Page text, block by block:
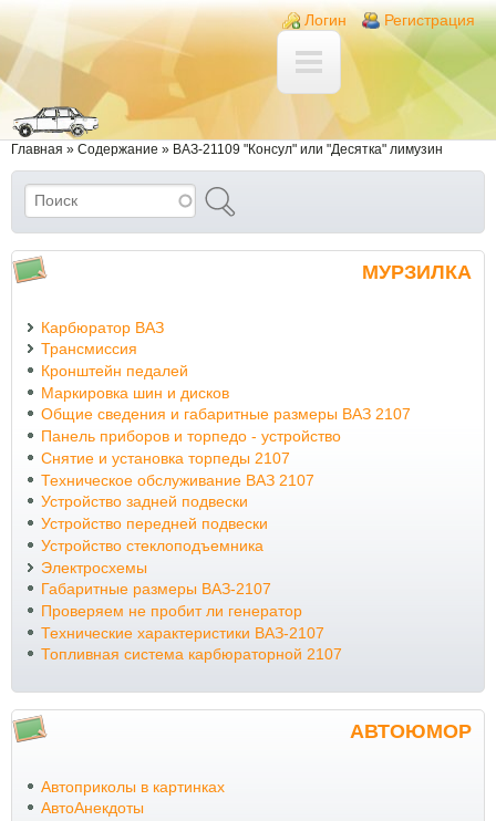
Перейти к основному содержанию
Skip to search
Login links
Логин Регистрация
Вы здесь
Главная » Содержание » ВАЗ-21109 "Консул" или "Десятка" лимузин
Форма поиска
Поиск
МУРЗИЛКА
Карбюратор ВАЗ
Трансмиссия
Кронштейн педалей
Маркировка шин и дисков
Общие сведения и габаритные размеры ВАЗ 2107
Панель приборов и торпедо - устройство
Снятие и установка торпеды 2107
Техническое обслуживание ВАЗ 2107
Устройство задней подвески
Устройство передней подвески
Устройство стеклоподъемника
Электросхемы
Габаритные размеры ВАЗ-2107
Проверяем не пробит ли генератор
Технические характеристики ВАЗ-2107
Топливная система карбюраторной 2107
АВТОЮМОР
Автоприколы в картинках
АвтоАнекдоты